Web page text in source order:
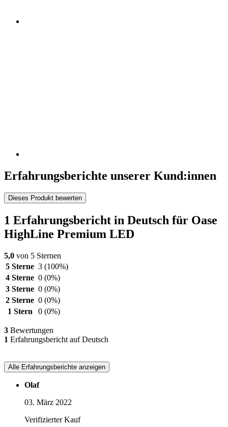
Erfahrungsberichte unserer Kund:innen
Dieses Produkt bewerten
1 Erfahrungsbericht in Deutsch für Oase
HighLine Premium LED
5,0 von 5 Sternen
5 Sterne 3 (100%)
4 Sterne 0 (0%)
3 Sterne 0 (0%)
2 Sterne 0 (0%)
1 Stern
0 (0%)
3 Bewertungen
1 Erfahrungsbericht auf Deutsch
Alle Erfahrungsberichte anzeigen
Olaf
03. März 2022
Verifizierter Kauf